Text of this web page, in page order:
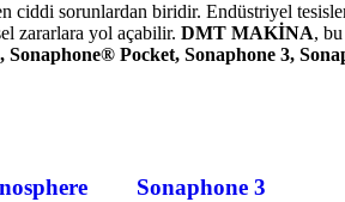
sorunlardan biridir. Endüstriyel
zararlara yol açabilir. DMT MAKİNA,
Sonaphone® Pocket, Sonaphone 3,
Sonaphone 3